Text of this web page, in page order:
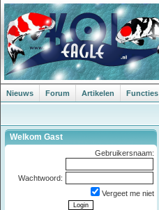
Nieuws Forum Artikelen Functies
Welkom Gast
Gebruikersnaam:
Wachtwoord:
Vergeet me niet